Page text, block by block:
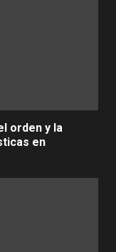
orden y la
en